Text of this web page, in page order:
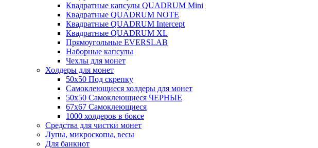
Квадратные капсулы QUADRUM Mini
Квадратные QUADRUM NOTE
Квадратные QUADRUM Intercept
Квадратные QUADRUM XL
Прямоугольные EVERSLAB
Наборные капсулы
Чехлы для монет
Холдеры для монет
50х50 Под скрепку
Самоклеющиеся холдеры для монет
50х50 Самоклеющиеся ЧЕРНЫЕ
67x67 Самоклеющиеся
1000 холдеров в боксе
Средства для чистки монет
Лупы, микроскопы, весы
Для банкнот